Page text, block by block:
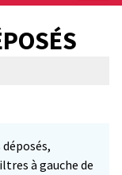
à gauche de